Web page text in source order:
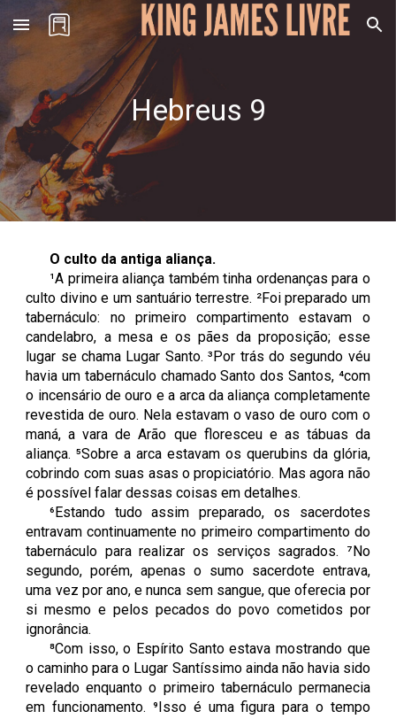
Skip to main content Skip to navigation
Hebreus 9
O culto da antiga aliança.
¹A primeira aliança também tinha ordenanças para o
culto divino e um santuário terrestre. ²Foi preparado um
tabernáculo: no primeiro compartimento estavam o
candelabro, a mesa e os pães da proposição; esse
lugar se chama Lugar Santo. ³Por trás do segundo véu
havia um tabernáculo chamado Santo dos Santos, ⁴com
o incensário de ouro e a arca da aliança completamente
revestida de ouro. Nela estavam o vaso de ouro com o
maná, a vara de Arão que floresceu e as tábuas da
aliança. ⁵Sobre a arca estavam os querubins da glória,
cobrindo com suas asas o propiciatório. Mas agora não
é possível falar dessas coisas em detalhes.
⁶Estando tudo assim preparado, os sacerdotes
entravam continuamente no primeiro compartimento do
tabernáculo para realizar os serviços sagrados. ⁷No
segundo, porém, apenas o sumo sacerdote entrava,
uma vez por ano, e nunca sem sangue, que oferecia por
si mesmo e pelos pecados do povo cometidos por
ignorância.
⁸Com isso, o Espírito Santo estava mostrando que
o caminho para o Lugar Santíssimo ainda não havia sido
revelado enquanto o primeiro tabernáculo permanecia
em funcionamento. ⁹Isso é uma figura para o tempo